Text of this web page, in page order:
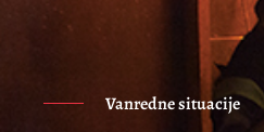
Vanredne situacije